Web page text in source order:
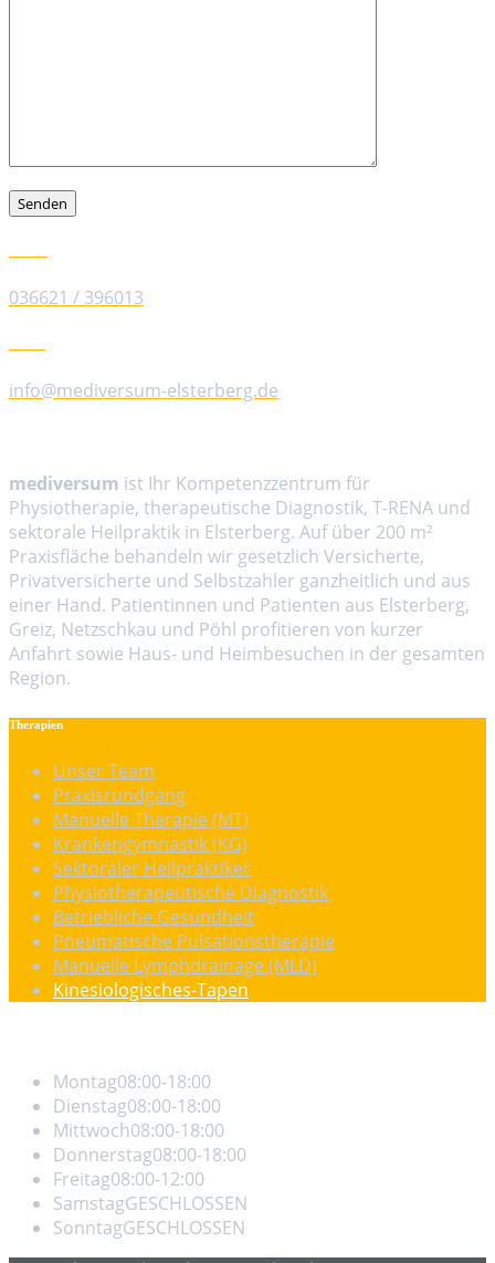
036621 / 396013
info@mediversum-elsterberg.de
mediversum ist Ihr Kompetenzzentrum für
Physiotherapie, therapeutische Diagnostik, T-RENA und
sektorale Heilpraktik in Elsterberg. Auf über 200 m²
Praxisfläche behandeln wir gesetzlich Versicherte,
Privatversicherte und Selbstzahler ganzheitlich und aus
einer Hand. Patientinnen und Patienten aus Elsterberg,
Greiz, Netzschkau und Pöhl profitieren von kurzer
Anfahrt sowie Haus- und Heimbesuchen in der gesamten
Region.
Therapien
Unser Team
Praxisrundgang
Manuelle Therapie (MT)
Krankengymnastik (KG)
Sektoraler Heilpraktiker
Physiotherapeutische Diagnostik
Betriebliche Gesundheit
Pneumatische Pulsationstherapie
Manuelle Lymphdrainage (MLD)
Kinesiologisches-Tapen
Montag08:00-18:00
Dienstag08:00-18:00
Mittwoch08:00-18:00
Donnerstag08:00-18:00
Freitag08:00-12:00
SamstagGESCHLOSSEN
SonntagGESCHLOSSEN